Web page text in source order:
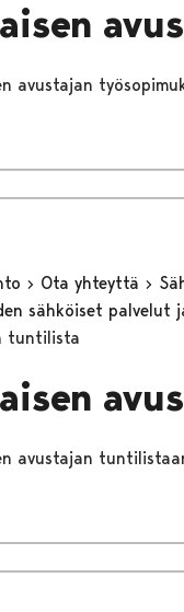
avustajan
Ota yhteyttä
sähköiset palvelut
tuntilista
avustajan